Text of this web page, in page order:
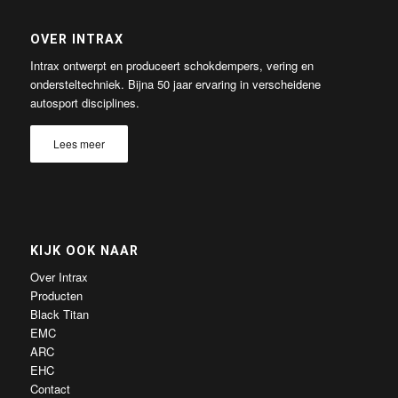
OVER INTRAX
Intrax ontwerpt en produceert schokdempers, vering en
ondersteltechniek. Bijna 50 jaar ervaring in verscheidene
autosport disciplines.
Lees meer
KIJK OOK NAAR
Over Intrax
Producten
Black Titan
EMC
ARC
EHC
Contact